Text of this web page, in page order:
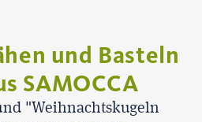
und Basteln
SAMOCCA
"Weihnachtskugeln